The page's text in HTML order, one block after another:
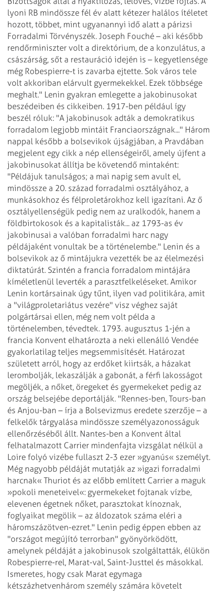
lyoni RB mindössze fél év alatt kétezer halálos ítéletet
hozott, többet, mint ugyanannyi idő alatt a párizsi
Forradalmi Törvényszék. Joseph Fouché – aki később
rendőrminiszter volt a direktórium, de a konzulátus, a
császárság, sőt a restauráció idején is – kegyetlensége
még Robespierre-t is zavarba ejtette. Sok város tele
volt akkoriban elárvult gyermekekkel. Ezek többsége
meghalt." Lenin gyakran emlegette a jakobinusokat
beszédeiben és cikkeiben. 1917-ben például így
beszél róluk: "A jakobinusok adták a demokratikus
forradalom legjobb mintáit Franciaországnak..." Három
nappal később a bolsevikok újságjában, a Pravdában
megjelent egy cikk a nép ellenségeiről, amely újfent a
jakobinusokat állítja be követendő mintaként:
"Példájuk tanulságos; a mai napig sem avult el,
mindössze a 20. század forradalmi osztályához, a
munkásokhoz és félproletárokhoz kell igazítani. Az ő
osztályellenségük pedig nem az uralkodók, hanem a
földbirtokosok és a kapitalisták... az 1793-as év
jakobinusai a valóban forradalmi harc nagy
példájaként vonultak be a történelembe." Lenin és a
bolsevikok az ő mintájukra vezették be az élelmezési
diktatúrát. Szintén a francia forradalom mintájára
kíméletlenül leverték a parasztfelkeléseket. Amikor
Lenin kortársainak úgy tűnt, ilyen vad politikára, amit
a "világproletariátus vezére" visz véghez saját
polgártársai ellen, még nem volt példa a
történelemben, tévedtek. 1793. augusztus 1-jén a
francia Konvent elhatározta a neki ellenálló Vendée
gyakorlatilag teljes megsemmisítését. Határozat
született arról, hogy az erdőket kiirtsák, a házakat
lerombolják, lekaszálják a gabonát, a férfi lakosságot
megöljék, a nőket, öregeket és gyermekeket pedig az
ország belsejébe deportálják. "Rennes-ben, Tours-ban
és Anjou-ban – írja a Bolsevizmus eredete szerzője – a
felkelők tárgyalása mindössze személyazonosságuk
ellenőrzéséből állt. Nantes-ben a Konvent által
felhatalmazott Carrier mindenfajta vizsgálat nélkül a
Loire folyó vizébe fullaszt 2-3 ezer »gyanús« személyt.
Még nagyobb példáját mutatják az »igazi forradalmi
harcnak« Thuriot és az előbb említett Carrier a maguk
»pokoli meneteivel«: gyermekeket fojtanak vízbe,
elevenen égetnek nőket, parasztokat kínoznak,
foglyaikat megölik – az áldozatok száma eléri a
háromszázötven-ezret." Lenin pedig éppen ebben az
"országot megújító terrorban" gyönyörködött,
amelynek példáját a jakobinusok szolgáltatták, élükön
Robespierre-rel, Marat-val, Saint-Justtel és másokkal.
Ismeretes, hogy csak Marat egymaga
kétszázhetvenhárom személy számára követelt